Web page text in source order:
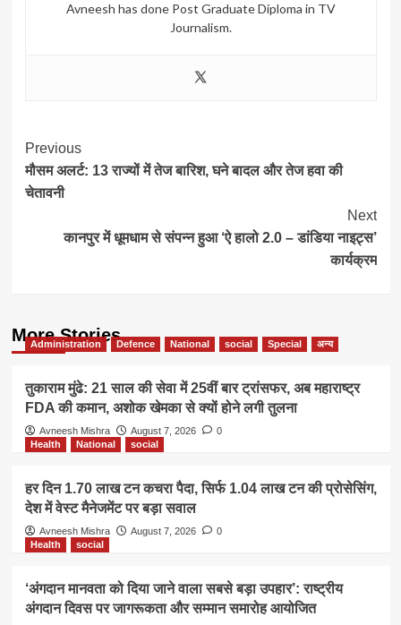
Avneesh has done Post Graduate Diploma in TV
Journalism.
Post
Navigation
Previous
मौसम अलर्ट: 13 राज्यों में तेज बारिश, घने बादल और तेज हवा की
चेतावनी
Next
कानपुर में धूमधाम से संपन्न हुआ ‘ऐ हालो 2.0 – डांडिया नाइट्स’
कार्यक्रम
More Stories
Administration Defence National social Special अन्य
तुकाराम मुंढे: 21 साल की सेवा में 25वीं बार ट्रांसफर, अब महाराष्ट्र
FDA की कमान, अशोक खेमका से क्यों होने लगी तुलना
Avneesh Mishra August 7, 2026
0
Health
National social
हर दिन 1.70 लाख टन कचरा पैदा, सिर्फ 1.04 लाख टन की प्रोसेसिंग,
देश में वेस्ट मैनेजमेंट पर बड़ा सवाल
Avneesh Mishra August 7, 2026
0
Health
social
‘अंगदान मानवता को दिया जाने वाला सबसे बड़ा उपहार’: राष्ट्रीय
अंगदान दिवस पर जागरूकता और सम्मान समारोह आयोजित